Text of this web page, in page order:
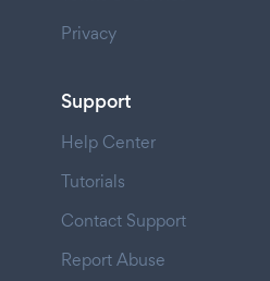
Privacy
Support
Help Center
Tutorials
Contact Support
Report Abuse